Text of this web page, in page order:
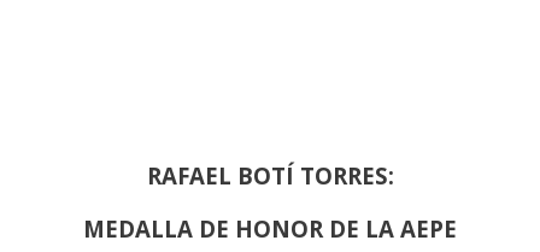
RAFAEL BOTÍ TORRES:
MEDALLA DE HONOR DE LA AEPE